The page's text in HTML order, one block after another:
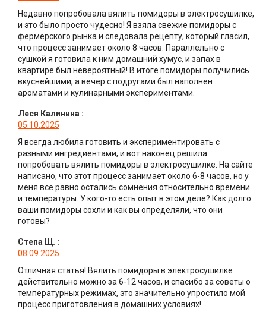
Недавно попробовала вялить помидоры в электросушилке,
и это было просто чудесно! Я взяла свежие помидоры с
фермерского рынка и следовала рецепту, который гласил,
что процесс занимает около 8 часов. Параллельно с
сушкой я готовила к ним домашний хумус, и запах в
квартире был невероятный! В итоге помидоры получились
вкуснейшими, а вечер с подругами был наполнен
ароматами и кулинарными экспериментами.
Леся Калинина :
05.10.2025
Я всегда любила готовить и экспериментировать с
разными ингредиентами, и вот наконец решила
попробовать вялить помидоры в электросушилке. На сайте
написано, что этот процесс занимает около 6-8 часов, но у
меня все равно остались сомнения относительно времени
и температуры. У кого-то есть опыт в этом деле? Как долго
ваши помидоры сохли и как вы определяли, что они
готовы?
Степа Щ. :
08.09.2025
Отличная статья! Вялить помидоры в электросушилке
действительно можно за 6-12 часов, и спасибо за советы о
температурных режимах, это значительно упростило мой
процесс приготовления в домашних условиях!